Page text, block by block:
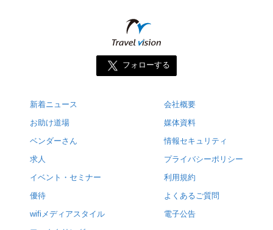
フォローする
新着ニュース
お助け道場
ベンダーさん
求人
イベント・セミナー
優待
wifiメディアスタイル
会社概要
媒体資料
情報セキュリティ
プライバシーポリシー
利用規約
よくあるご質問
電子公告